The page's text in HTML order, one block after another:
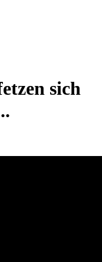
sich